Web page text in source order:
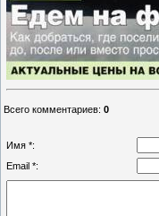
Всего комментариев: 0
Имя *:
Email *: